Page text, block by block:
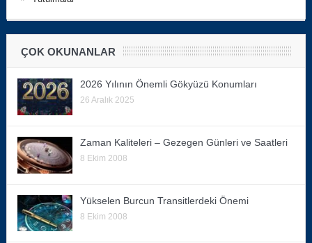
ÇOK OKUNANLAR
2026 Yılının Önemli Gökyüzü Konumları
26 Aralık 2025
Zaman Kaliteleri – Gezegen Günleri ve Saatleri
8 Ekim 2008
Yükselen Burcun Transitlerdeki Önemi
8 Ekim 2008